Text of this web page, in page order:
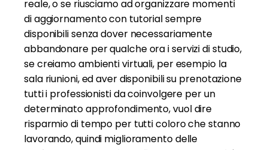
reale, o se riusciamo ad organizzare momenti
di aggiornamento con tutorial sempre
disponibili senza dover necessariamente
abbandonare per qualche ora i servizi di studio,
se creiamo ambienti virtuali, per esempio la
sala riunioni, ed aver disponibili su prenotazione
tutti i professionisti da coinvolgere per un
determinato approfondimento, vuol dire
risparmio di tempo per tutti coloro che stanno
lavorando, quindi miglioramento delle